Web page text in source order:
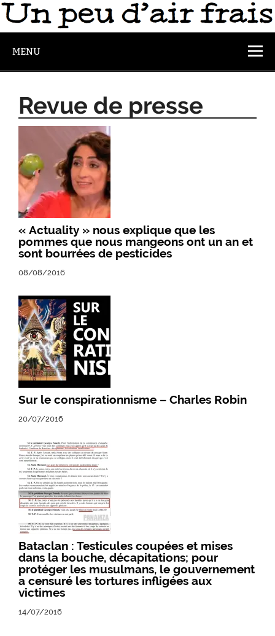
MENU
Revue de presse
« Actuality » nous explique que les
pommes que nous mangeons ont un an et
sont bourrées de pesticides
08/08/2016
Sur le conspirationnisme – Charles Robin
20/07/2016
Bataclan : Testicules coupées et mises
dans la bouche, décapitations; pour
protéger les musulmans, le gouvernement
a censuré les tortures infligées aux
victimes
14/07/2016